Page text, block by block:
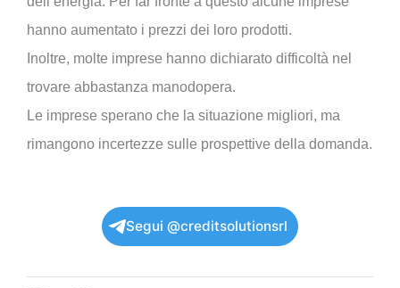
hanno aumentato i prezzi dei loro prodotti.
Inoltre, molte imprese hanno dichiarato difficoltà nel
trovare abbastanza manodopera.
Le imprese sperano che la situazione migliori, ma
rimangono incertezze sulle prospettive della domanda.
Segui @creditsolutionsrl